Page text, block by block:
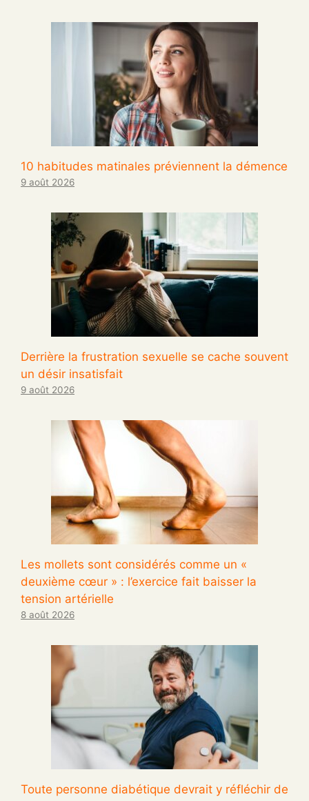
10 habitudes matinales préviennent la démence
9 août 2026
Derrière la frustration sexuelle se cache souvent
un désir insatisfait
9 août 2026
Les mollets sont considérés comme un «
deuxième cœur » : l’exercice fait baisser la
tension artérielle
8 août 2026
Toute personne diabétique devrait y réfléchir de